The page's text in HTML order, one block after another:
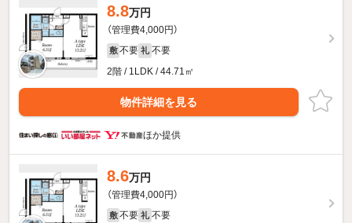
8.8万円
（管理費4,000円）
敷 不要 礼 不要
2階 / 1LDK / 44.71㎡
物件詳細を見る
ほか提供
8.6万円
（管理費4,000円）
敷 不要 礼 不要